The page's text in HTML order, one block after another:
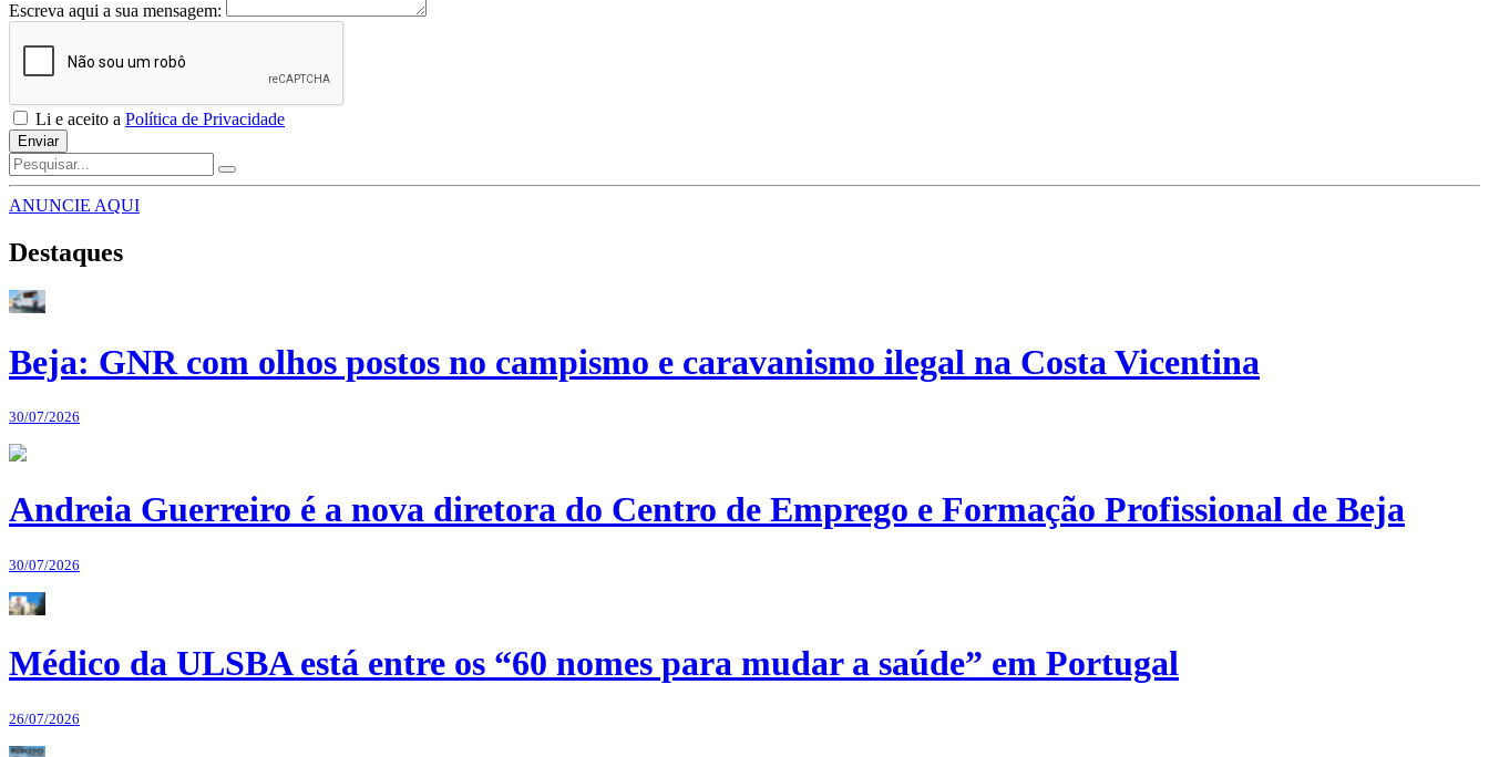
Escreva aqui a sua mensagem:
Li e aceito a Política de Privacidade
Enviar
ANUNCIE AQUI
Destaques
Beja: GNR com olhos postos no campismo e caravanismo ilegal na Costa Vicentina
30/07/2026
Andreia Guerreiro é a nova diretora do Centro de Emprego e Formação Profissional de Beja
30/07/2026
Médico da ULSBA está entre os “60 nomes para mudar a saúde” em Portugal
26/07/2026